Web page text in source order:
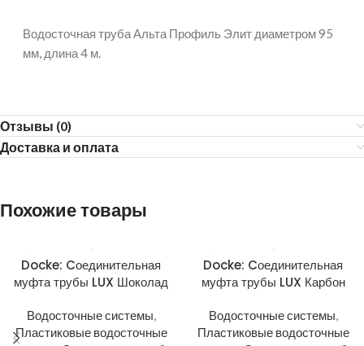
Водосточная труба Альта Профиль Элит диаметром 95
мм, длина 4 м.
Отзывы (0)
Доставка и оплата
Похожие товары
Docke: Cоединительная
муфта трубы LUX Шоколад
Водосточные системы,
Пластиковые водосточные
Docke: Cоединительная
муфта трубы LUX Карбон
Водосточные системы,
Пластиковые водосточные